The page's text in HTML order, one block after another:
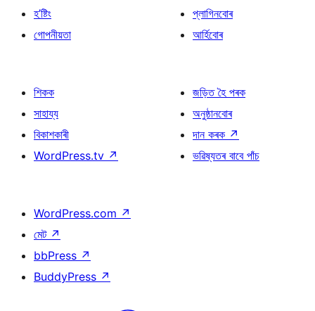
হ’ষ্টিং
গোপনীয়তা
প্লাগিনবোৰ
আৰ্হিবোৰ
শিকক
সাহায্য
বিকাশকাৰী
WordPress.tv ↗
জড়িত হৈ পৰক
অনুষ্ঠানবোৰ
দান কৰক ↗
ভৱিষ্যতৰ বাবে পাঁচ
WordPress.com ↗
মেট ↗
bbPress ↗
BuddyPress ↗